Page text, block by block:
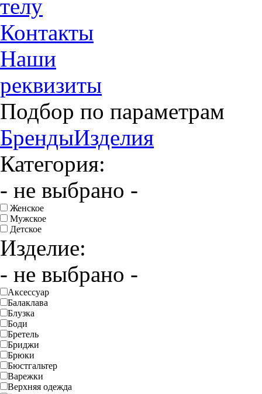
телу
Контакты
Наши
реквизиты
Подбор по параметрам
БрендыИзделия
Категория:
- не выбрано -
Женское
Мужское
Детское
Изделие:
- не выбрано -
Аксессуар
Балаклава
Блузка
Боди
Бретель
Бриджи
Брюки
Бюстгальтер
Варежки
Верхняя одежда